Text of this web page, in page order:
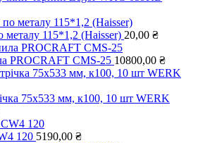
металу 115*1,2 (Haisser) 20,00 ₴
PROCRAFT CMS-25 10800,00 ₴
75х533 мм, к100, 10 шт WERK
120 5190,00 ₴